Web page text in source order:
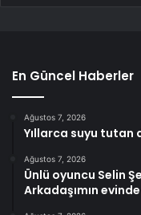
En Güncel Haberler
Ağustos 7, 2026
Yıllarca suyu tutan
Ağustos 7, 2026
Ünlü oyuncu Selin
Arkadaşımın